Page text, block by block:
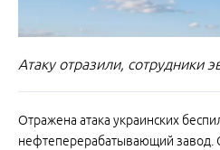
Атаку отразили, сотрудники
Отражена атака украинских
нефтеперерабатывающий завод.